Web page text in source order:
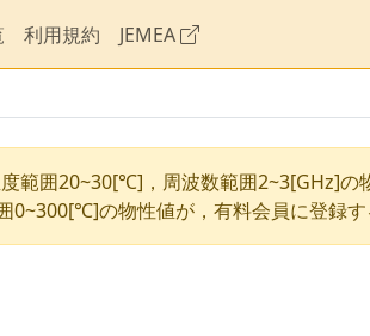
利用規約 JEMEA
範囲20~30[℃]，周波数範囲2~3[GHz]の
0~300[℃]の物性値が，有料会員に登録